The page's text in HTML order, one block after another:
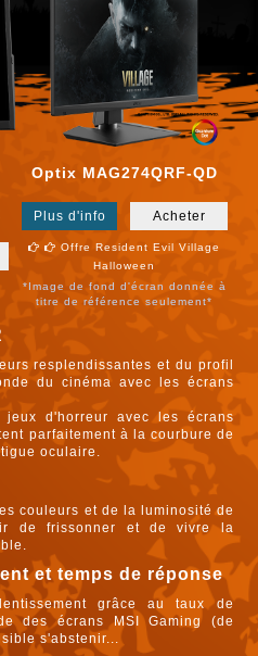
Optix MAG274QRF-QD
Plus d'info Acheter
  Offre Resident Evil Village
Halloween
*Image de fond d'écran donnée à
titre de référence seulement*
resplendissantes et du profil
du cinéma avec les écrans
d'horreur avec les écrans
parfaitement à la courbure de
oculaire.
couleurs et de la luminosité de
de frissonner et de vivre la
et temps de réponse
grâce au taux de
des écrans MSI Gaming (de
s'abstenir...